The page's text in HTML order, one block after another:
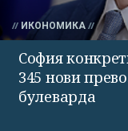
ИКОНОМИКА
София
345 нови
булеварда